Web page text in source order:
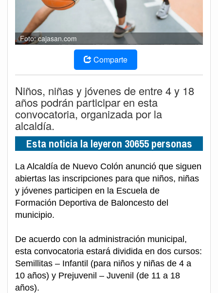
Foto: cajasan.com
Comparte
Niños, niñas y jóvenes de entre 4 y 18
años podrán participar en esta
convocatoria, organizada por la
alcaldía.
Esta noticia la leyeron 30655 personas
La Alcaldía de Nuevo Colón anunció que siguen
abiertas las inscripciones para que niños, niñas
y jóvenes participen en la Escuela de
Formación Deportiva de Baloncesto del
municipio.
De acuerdo con la administración municipal,
esta convocatoria estará dividida en dos cursos:
Semillitas – Infantil (para niños y niñas de 4 a
10 años) y Prejuvenil – Juvenil (de 11 a 18
años).